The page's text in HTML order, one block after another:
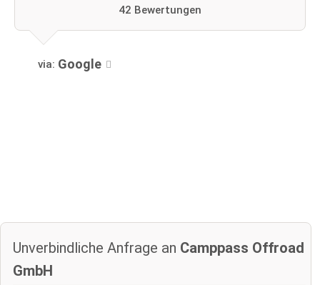
42 Bewertungen
via: Google
Unverbindliche Anfrage an Camppass Offroad
GmbH